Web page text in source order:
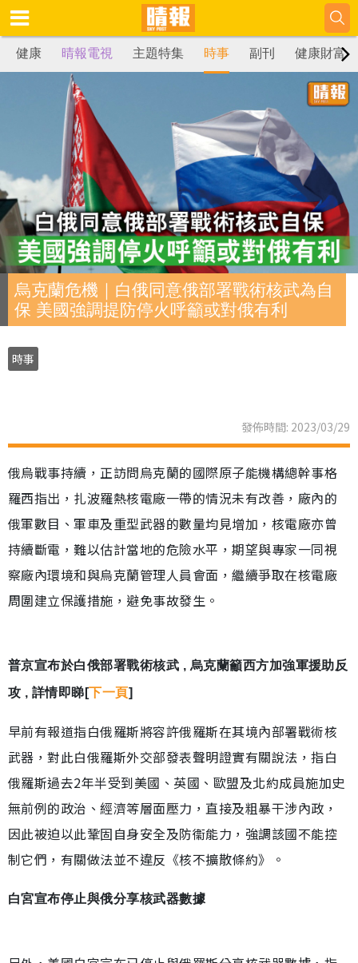
健康 晴報電視 主題特集 時事 副刊 健康財富
烏克蘭危機｜白俄同意俄部署戰術核武為自
保 美國強調提防停火呼籲或對俄有利
時事
發佈時間: 2023/03/29
俄烏戰事持續，正訪問烏克蘭的國際原子能機構總幹事格
羅西指出，扎波羅熱核電廠一帶的情況未有改善，廠內的
俄軍數目、軍車及重型武器的數量均見增加，核電廠亦曾
持續斷電，難以估計當地的危險水平，期望與專家一同視
察廠內環境和與烏克蘭管理人員會面，繼續爭取在核電廠
周圍建立保護措施，避免事故發生。
普京宣布於白俄部署戰術核武 , 烏克蘭籲西方加強軍援助反
攻 , 詳情即睇[下一頁]
早前有報道指白俄羅斯將容許俄羅斯在其境內部署戰術核
武器，對此白俄羅斯外交部發表聲明證實有關說法，指白
俄羅斯過去2年半受到美國、英國、歐盟及北約成員施加史
無前例的政治、經濟等層面壓力，直接及粗暴干涉內政，
因此被迫以此鞏固自身安全及防衞能力，強調該國不能控
制它們，有關做法並不違反《核不擴散條約》。
白宮宣布停止與俄分享核武器數據